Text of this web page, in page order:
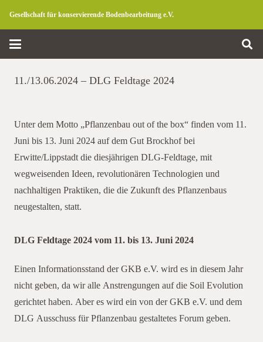
Gesellschaft für konservierende Bodenbearbeitung e.V.
11./13.06.2024 – DLG Feldtage 2024
Unter dem Motto „Pflanzenbau out of the box“ finden vom 11.
Juni bis 13. Juni 2024 auf dem Gut Brockhof bei
Erwitte/Lippstadt die diesjährigen DLG-Feldtage, mit
wegweisenden Ideen, revolutionären Technologien und
nachhaltigen Praktiken, die die Zukunft des Pflanzenbaus
neugestalten, statt.
DLG Feldtage 2024 vom 11. bis 13. Juni 2024
Einen Informationsstand der GKB e.V. wird es in diesem Jahr
nicht geben, da wir alle Anstrengungen auf die Soil Evolution
gerichtet haben. Aber es wird ein von der GKB e.V. und dem
DLG Ausschuss für Pflanzenbau gestaltetes Forum geben.